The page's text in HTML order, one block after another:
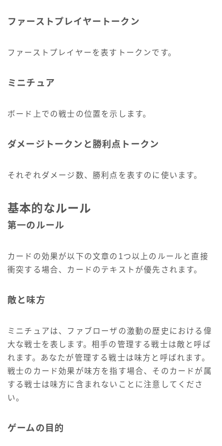
ファーストプレイヤートークン
ファーストプレイヤーを表すトークンです。
ミニチュア
ボード上での戦士の位置を示します。
ダメージトークンと勝利点トークン
それぞれダメージ数、勝利点を表すのに使います。
基本的なルール
第一のルール
カードの効果が以下の文章の1つ以上のルールと直接
衝突する場合、カードのテキストが優先されます。
敵と味方
ミニチュアは、ファブローザの激動の歴史における偉
大な戦士を表します。相手の管理する戦士は敵と呼ば
れます。あなたが管理する戦士は味方と呼ばれます。
戦士のカード効果が味方を指す場合、そのカードが属
する戦士は味方に含まれないことに注意してくださ
い。
ゲームの目的